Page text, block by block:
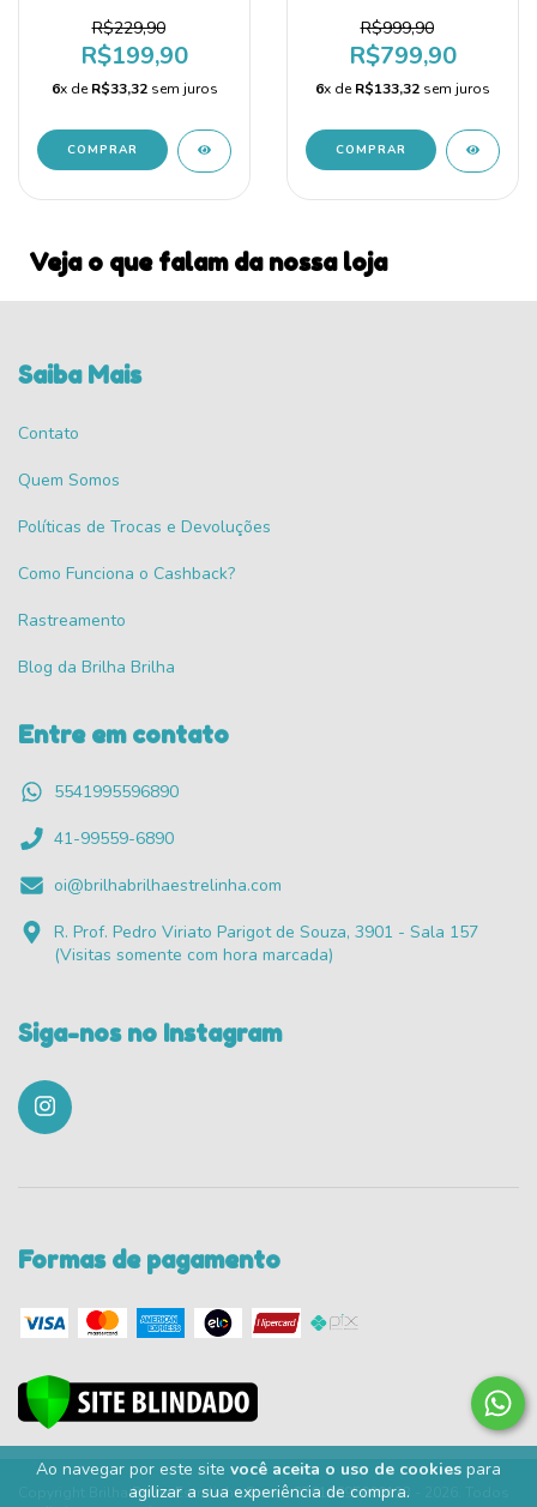
Ao navegar por este site você aceita o uso de cookies para
agilizar a sua experiência de compra.
R$229,90
R$199,90
6x deR$33,32sem juros
R$999,90
R$799,90
6x deR$133,32 sem juros
Veja o que falam da nossa loja
Saiba Mais
Contato
Quem Somos
Políticas de Trocas e Devoluções
Como Funciona o Cashback?
Rastreamento
Blog da Brilha Brilha
Entre em contato
5541995596890
41-99559-6890
oi@brilhabrilhaestrelinha.com
R. Prof. Pedro Viriato Parigot de Souza, 3901 - Sala 157
(Visitas somente com hora marcada)
Siga-nos no Instagram
Formas de pagamento
Copyright Brilha Brilha Estrelinha Store - 37610695000133 - 2026. Todos